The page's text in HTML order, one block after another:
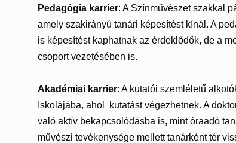
Pedagógia karrier: A Színművészet szakkal
amely szakirányú tanári képesítést kínál. A
is képesítést kaphatnak az érdeklődők, de a
csoport vezetésében is.
Akadémiai karrier: A kutatói szemléletű
Iskolájába, ahol kutatást végezhetnek. A
való aktív bekapcsolódásba is, mint óraadó
művészi tevékenysége mellett tanárként tér